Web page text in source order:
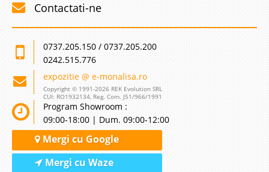
Contactati-ne
0737.205.150 / 0737.205.200
0242.515.776
expozitie @ e-monalisa.ro
Copyright © 1991-2026 REK Evolution SRL
CUI: RO1932134, Reg. Com. J51/966/1991
Program Showroom :
09:00-18:00 | Dum. 09:00-12:00
Mergi cu Google
Mergi cu Waze